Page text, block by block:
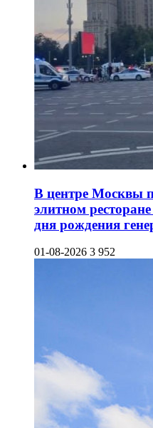
В центре Москвы
элитном
дня рождения
01-08-2026 3 952